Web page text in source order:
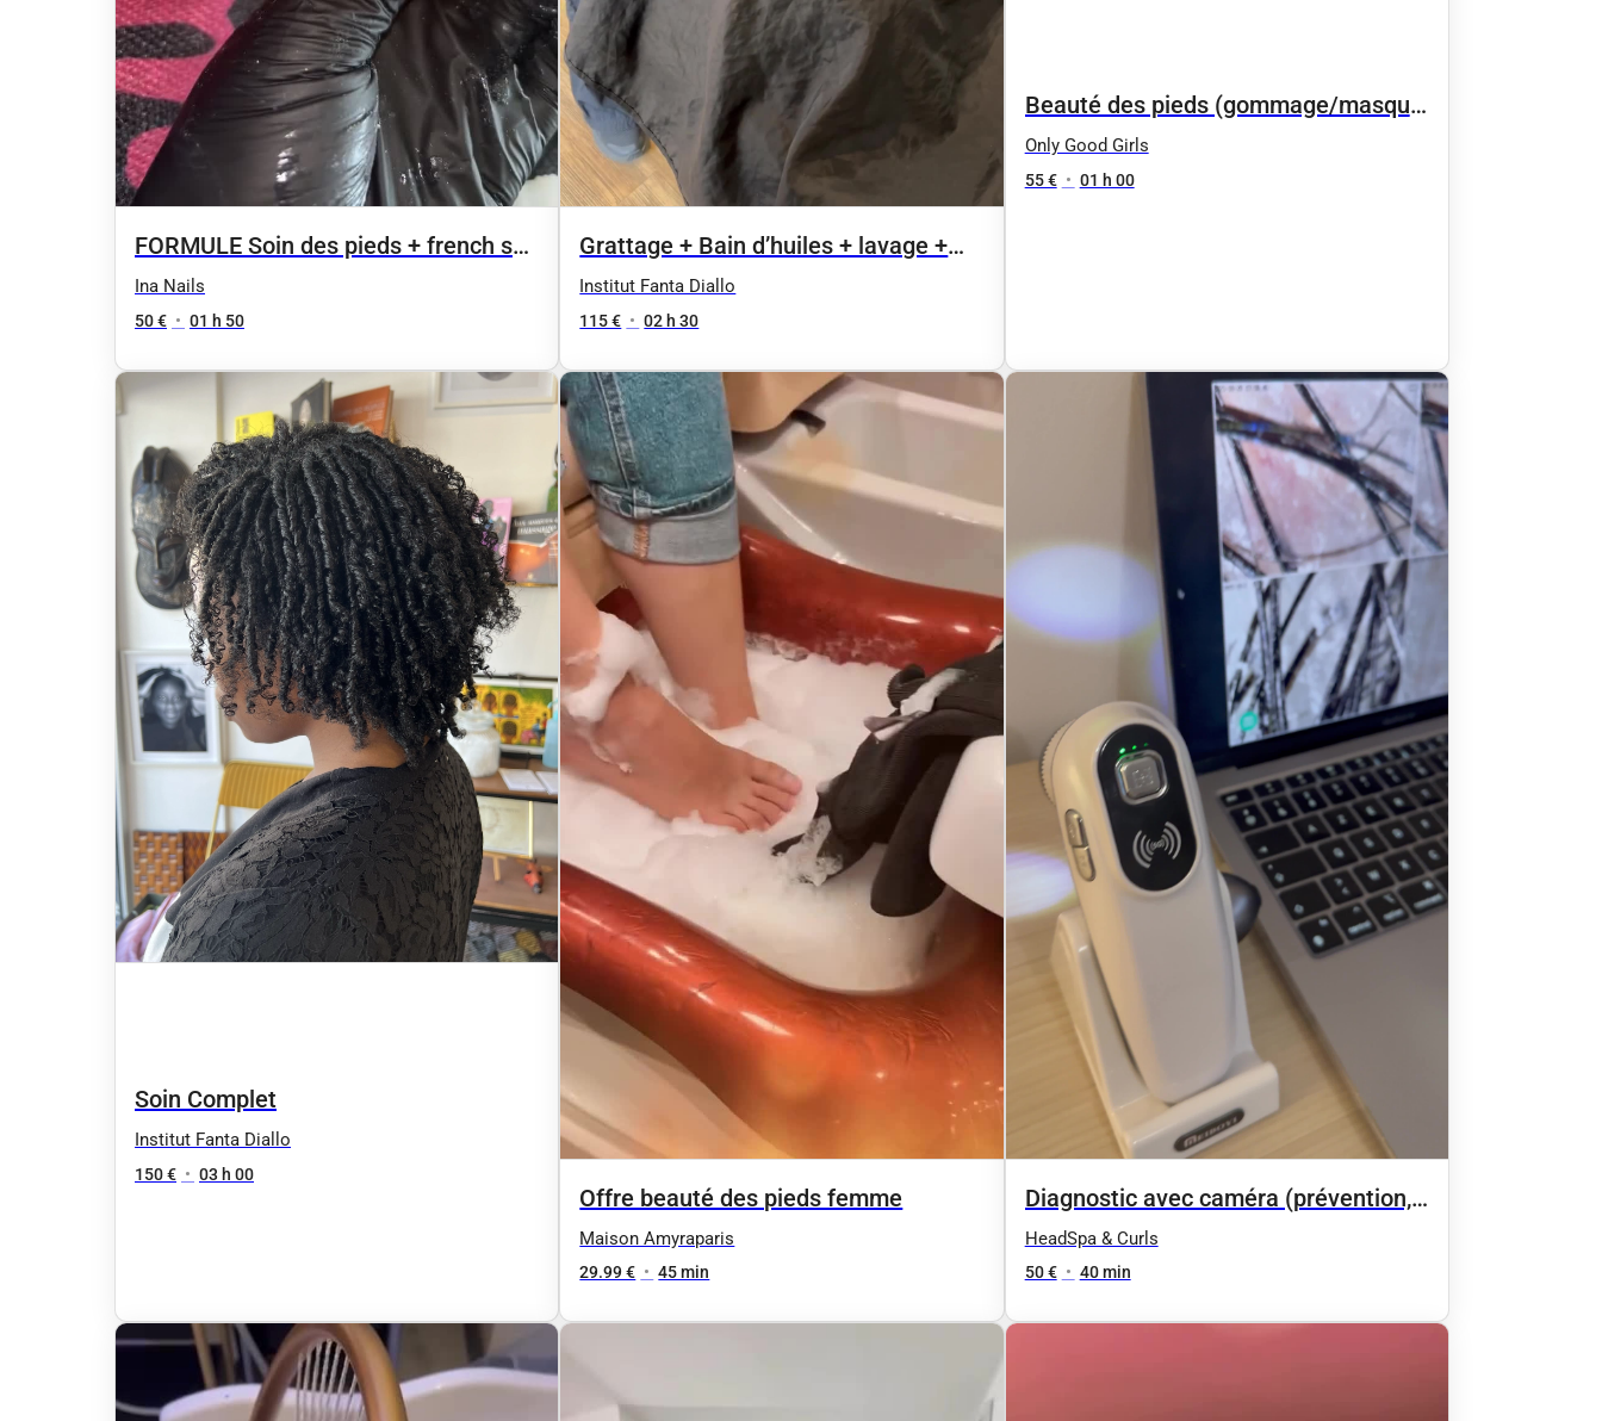
FORMULE Soin des pieds + french sur
ongles naturels
Ina Nails
50 € • 01 h 50
Grattage + Bain d’huiles + lavage +
massage
Institut Fanta Diallo
115 € • 02 h 30
Beauté des pieds (gommage/masque
/cuticule )
Only Good Girls
55 € • 01 h 00
Soin Complet
Institut Fanta Diallo
150 € • 03 h 00
Offre beauté des pieds femme
Maison Amyraparis
29.99 € • 45 min
Diagnostic avec caméra (prévention,
analyse)
HeadSpa & Curls
50 € • 40 min